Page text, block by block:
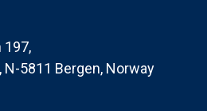
197,
N-5811 Bergen, Norway